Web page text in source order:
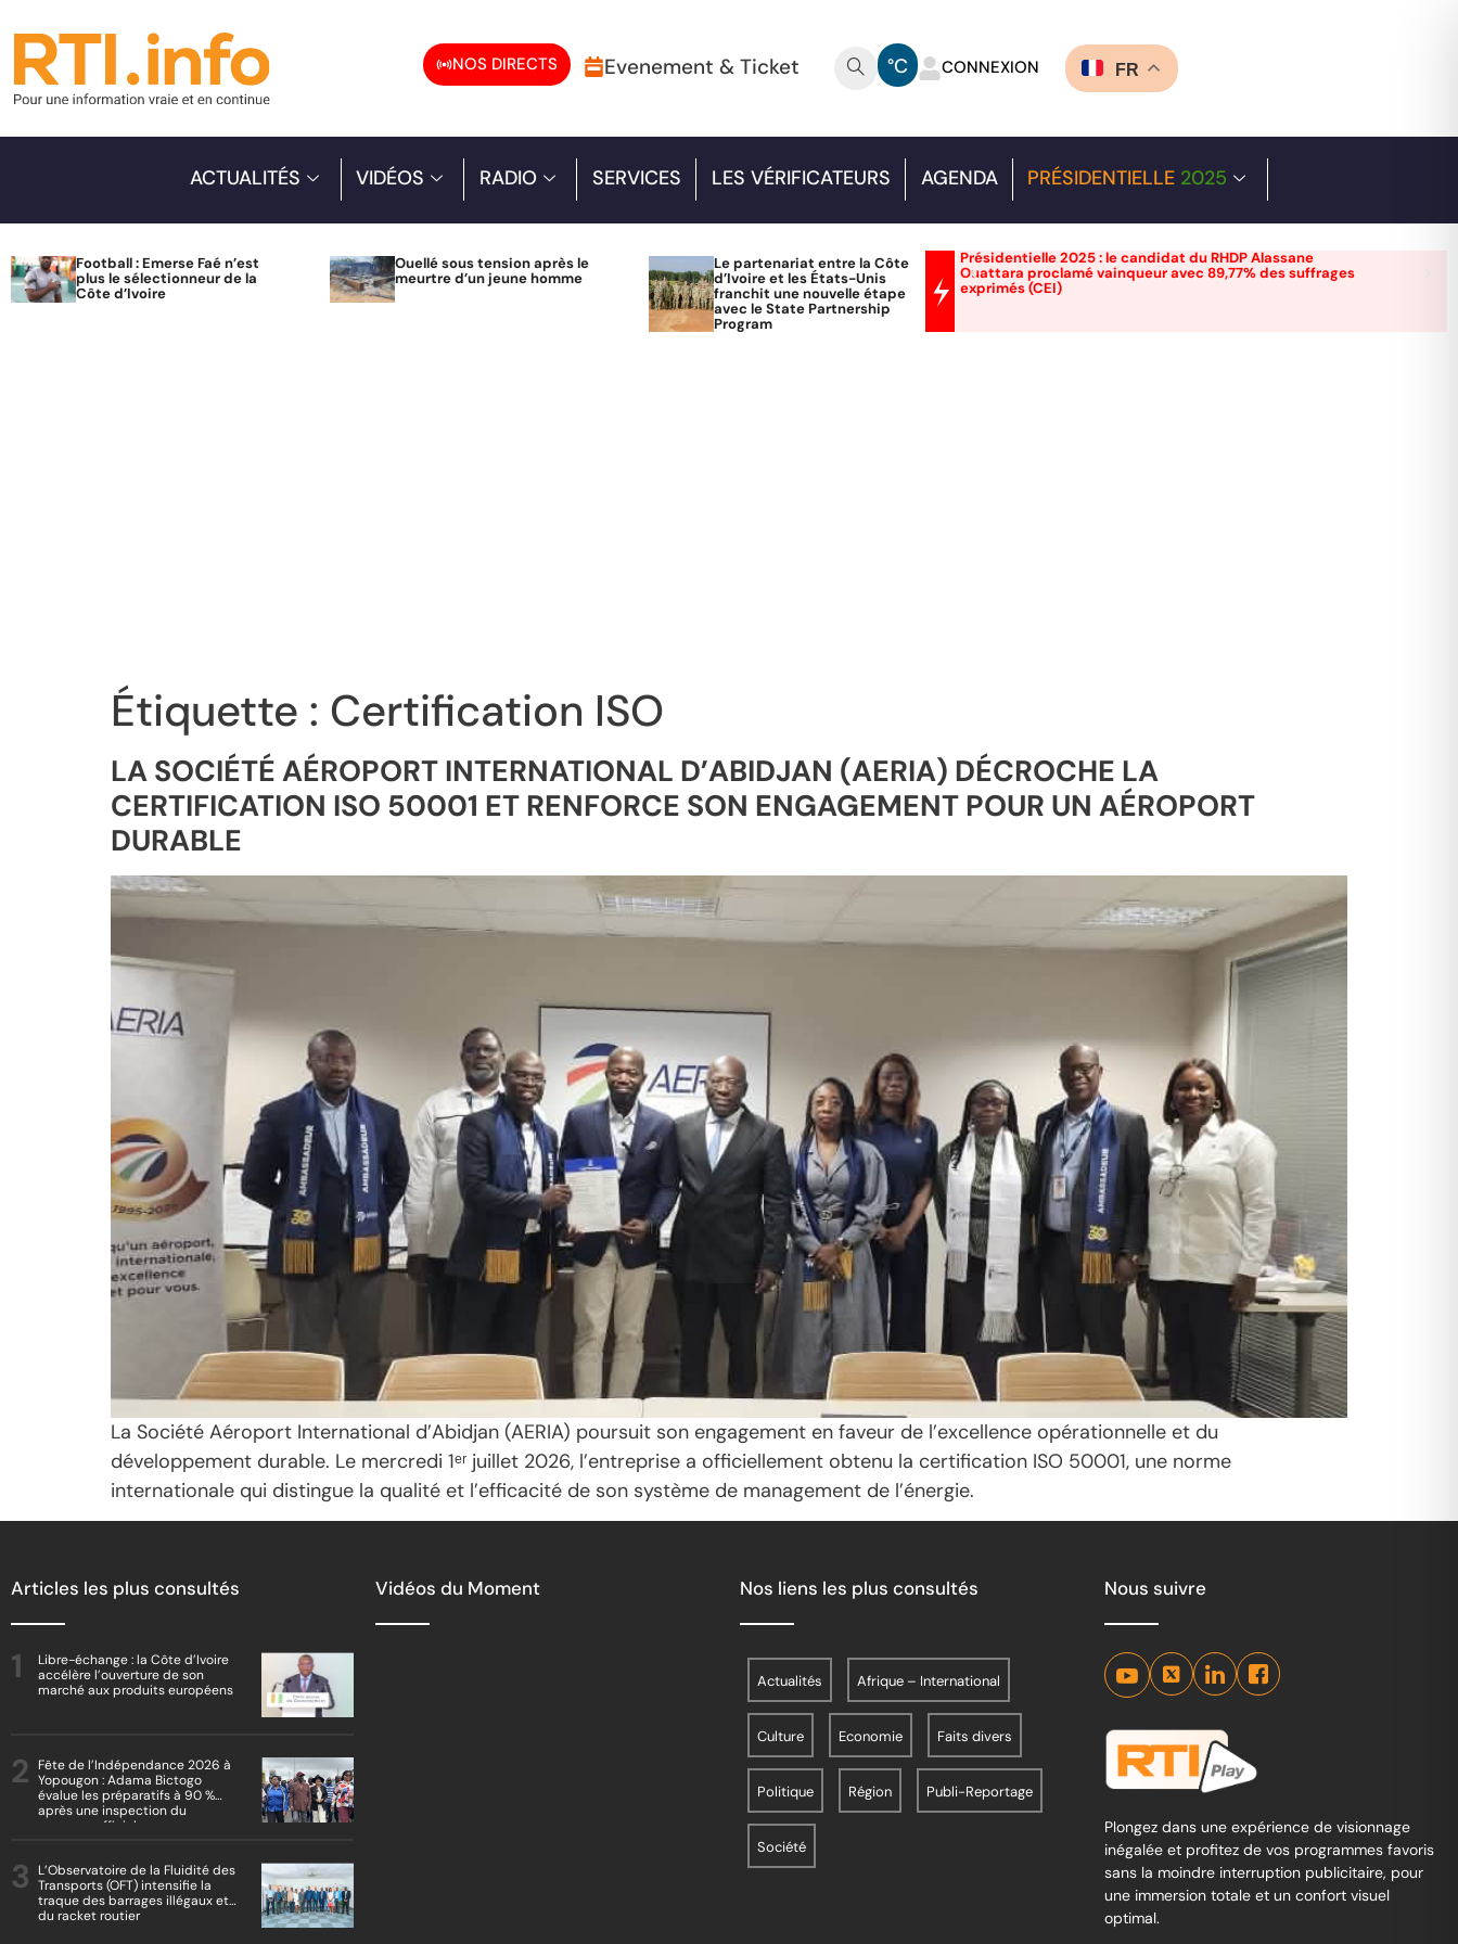
NOS DIRECTS Evenement & Ticket °C CONNEXION FR
ACTUALITÉS VIDÉOS RADIO SERVICES LES VÉRIFICATEURS AGENDA PRÉSIDENTIELLE 2025
Football : Emerse Faé n’est
plus le sélectionneur de la
Côte d’Ivoire
Ouellé sous tension après le
meurtre d’un jeune homme
Le partenariat entre la Côte
d’Ivoire et les États-Unis
franchit une nouvelle étape
avec le State Partnership
Program
Présidentielle 2025 : le candidat du RHDP Alassane
Ouattara proclamé vainqueur avec 89,77% des suffrages
exprimés (CEI)
Étiquette : Certification ISO
LA SOCIÉTÉ AÉROPORT INTERNATIONAL D’ABIDJAN (AERIA) DÉCROCHE LA
CERTIFICATION ISO 50001 ET RENFORCE SON ENGAGEMENT POUR UN AÉROPORT
DURABLE
La Société Aéroport International d’Abidjan (AERIA) poursuit son engagement en faveur de l’excellence opérationnelle et du
développement durable. Le mercredi 1ᵉʳ juillet 2026, l’entreprise a officiellement obtenu la certification ISO 50001, une norme
internationale qui distingue la qualité et l’efficacité de son système de management de l’énergie.
Articles les plus consultés
Libre-échange : la Côte d’Ivoire
accélère l’ouverture de son
marché aux produits européens
Fête de l’Indépendance 2026 à
Yopougon : Adama Bictogo
évalue les préparatifs à 90 %
après une inspection du
parcours officiel
L’Observatoire de la Fluidité des
Transports (OFT) intensifie la
traque des barrages illégaux et
du racket routier
Vidéos du Moment Nos liens les plus consultés
Actualités Afrique – International
Culture Economie Faits divers
Politique Région Publi-Reportage
Société
Nous suivre
Plongez dans une expérience de visionnage
inégalée et profitez de vos programmes favoris
sans la moindre interruption publicitaire, pour
une immersion totale et un confort visuel
optimal.